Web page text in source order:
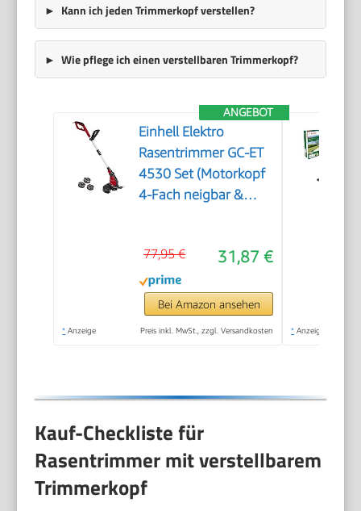
Kann ich jeden Trimmerkopf verstellen?
Wie pflege ich einen verstellbaren Trimmerkopf?
ANGEBOT
Einhell Elektro
Rasentrimmer GC-ET
4530 Set (Motorkopf
4-Fach neigbar &
stufenlos
teleskopierbar,
Flowerguard)
31,87 €
77,95 €
Bei Amazon ansehen
* Anzeige Preis inkl. MwSt., zzgl. Versandkosten * Anzeige
Kauf-Checkliste für
Rasentrimmer mit verstellbarem
Trimmerkopf